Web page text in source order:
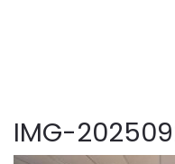
IMG-